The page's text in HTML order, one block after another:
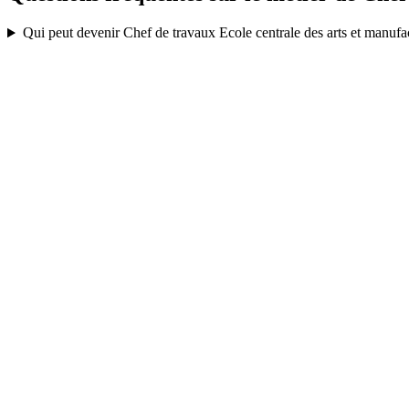
Qui peut devenir Chef de travaux Ecole centrale des arts et